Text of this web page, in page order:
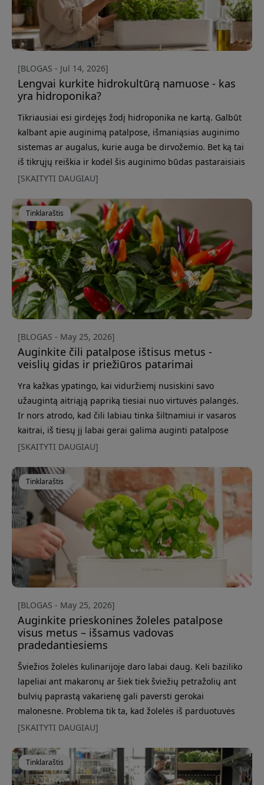
[BLOGAS - Jul 14, 2026]
Lengvai kurkite hidrokultūrą namuose - kas
yra hidroponika?
Tikriausiai esi girdėjęs žodį hidroponika ne kartą. Galbūt
kalbant apie auginimą patalpose, išmaniąsias auginimo
sistemas ar augalus, kurie auga be dirvožemio. Bet ką tai
iš tikrųjų reiškia ir kodėl šis auginimo būdas pastaraisiais
metais tapo toks populiarus? Hidroponika, arba
salotas, gėles ir daug kitų augalų be tradicinio vazono su
žeme. Vietoj to augalai vandens, deguonies ir maistinių
medž
[SKAITYTI DAUGIAU]
Tinklaraštis
[BLOGAS - May 25, 2026]
Auginkite čili patalpose ištisus metus -
veislių gidas ir priežiūros patarimai
Yra kažkas ypatingo, kai viduržiemį nusiskini savo
užaugintą aitriąją papriką tiesiai nuo virtuvės palangės.
Ir nors atrodo, kad čili labiau tinka šiltnamiui ir vasaros
kaitrai, iš tiesų jį labai gerai galima auginti patalpose
ištisus metus, jei pasirenkamos tinkamos veislės ir
privalumas tas, kad čili auginti daug smagiau, nei
daugelis mano. Kai kurios veislės yra spalvingos, beveik
kaip maži dekoratyviniai augalai, ir kartu
[SKAITYTI DAUGIAU]
Tinklaraštis
[BLOGAS - May 25, 2026]
Auginkite prieskonines žoleles patalpose
visus metus – išsamus vadovas
pradedantiesiems
Šviežios žolelės kulinarijoje daro labai daug. Keli baziliko
lapeliai ant makaronų ar šiek tiek šviežių petražolių ant
bulvių paprastą vakarienę gali paversti gerokai
malonesne. Problema tik ta, kad žolelės iš parduotuvės
dažnai išsilaiko maždaug tiek pat, kiek prinokęs
vietoj to pradėjo žoleles auginti patalpoje visus metus. Ir
iš tiesų tai nebūtinai turi būti sunku. Su tinkama šviesa, &
[SKAITYTI DAUGIAU]
Tinklaraštis